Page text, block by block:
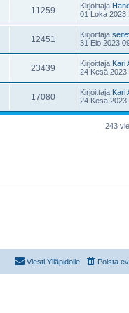
11259 Kirjoittaja
01 Loka 2023
12451 Kirjoittaja
31 Elo 2023
23439 Kirjoittaja Kari
24 Kesä 2023
17080 Kirjoittaja Kari
24 Kesä 2023
243
Poista
Viesti Ylläpidolle